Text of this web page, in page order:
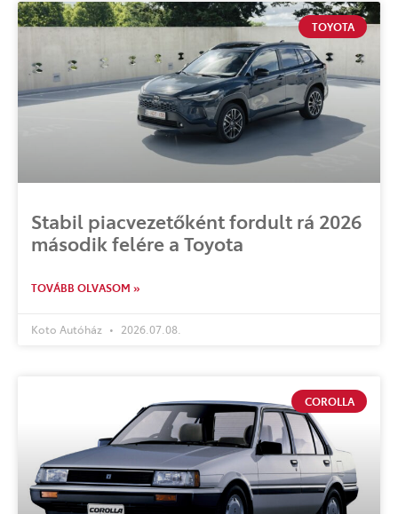
TOYOTA
Stabil piacvezetőként fordult rá 2026
második felére a Toyota
TOVÁBB OLVASOM »
Koto Autóház 2026.07.08.
COROLLA